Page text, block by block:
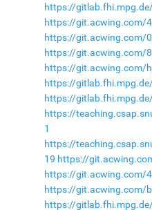
https://
https://git.acwing.com/
https://git.acwing.com/
https://git.acwing.com/
https://git.acwing.com/
https://
https://
https://
1
https://
19 https://
https://git.acwing.com/
https://git.acwing.com/
https://